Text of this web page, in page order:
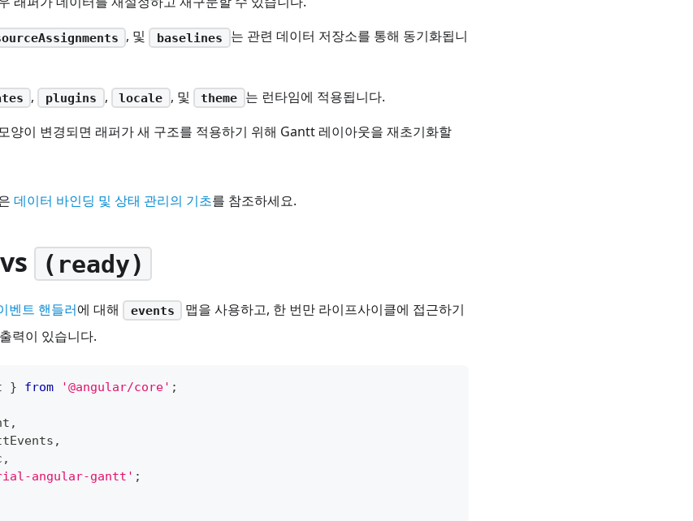
, 및 baselines 는 관련 데이터 저장소를 통해 동기화됩니
, plugins , locale , 및 theme 는 런타임에 적용됩니다.
양이 변경되면 래퍼가 새 구조를 적용하기 위해 Gantt 레이아웃을 재초기화할
데이터 바인딩 및 상태 관리의 기초를 참조하세요.
(ready)
벤트 핸들러에 대해 events
맵을 사용하고, 한 번만 라이프사이클에 접근하기
출력이 있습니다.
} from '@angular/core' ;
,
,
,
angular-gantt' ;